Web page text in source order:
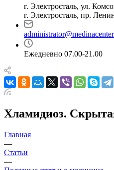
г. Электросталь, ул.
г. Электросталь, пр.
Ежедневно 07.00-21.00
Хламидиоз.
Главная
—
Статьи
—